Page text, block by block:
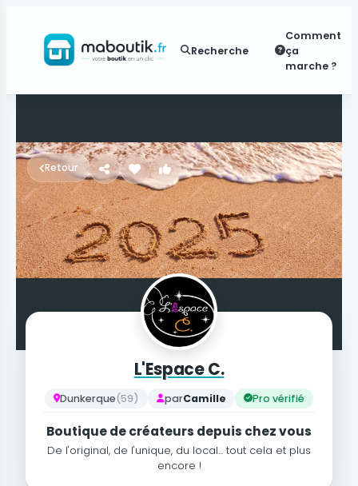
Recherche
Comment
ça
marche ?
Retour
L'Espace C.
Dunkerque(59) parCamille Pro vérifié
Boutique de créateurs depuis chez vous
De l'original, de l'unique, du local... tout cela et plus
encore !